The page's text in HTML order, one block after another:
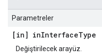
Parametreler
[in] inInterfaceType
Değiştirilecek arayüz.